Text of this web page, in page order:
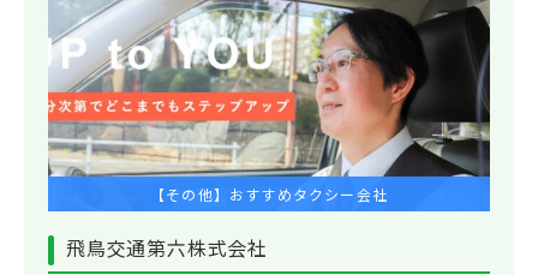
【その他】おすすめタクシー会社
飛鳥交通第六株式会社